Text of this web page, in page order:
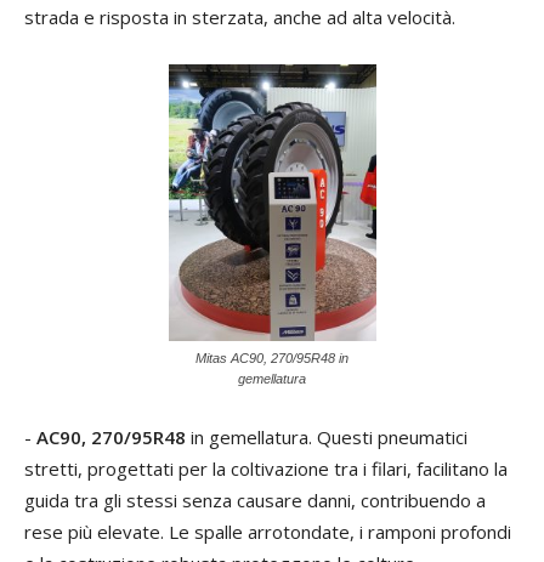
strada e risposta in sterzata, anche ad alta velocità.
Mitas AC90, 270/95R48 in
gemellatura
- AC90, 270/95R48 in gemellatura. Questi pneumatici
stretti, progettati per la coltivazione tra i filari, facilitano la
guida tra gli stessi senza causare danni, contribuendo a
rese più elevate. Le spalle arrotondate, i ramponi profondi